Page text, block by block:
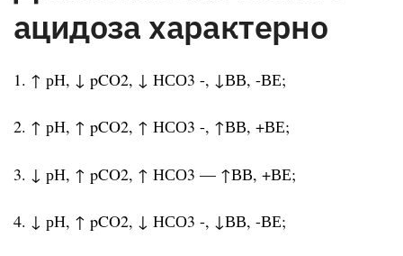
ацидоза характерно
1. ↑ рН, ↓ pCO2, ↓ НСО3 -, ↓ВВ, -ВЕ;
2. ↑ рН, ↑ pCO2, ↑ НСО3 -, ↑ВВ, +ВЕ;
3. ↓ рН, ↑ pCO2, ↑ НСО3 — ↑ВВ, +ВЕ;
4. ↓ рН, ↑ pCO2, ↓ НСО3 -, ↓ВВ, -ВЕ;